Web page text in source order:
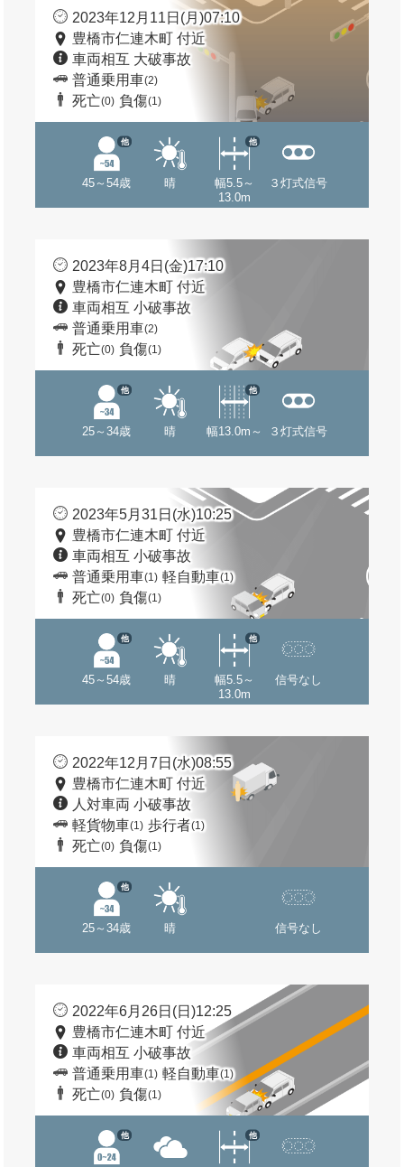
2023年12月11日(月)07:10
豊橋市仁連木町 付近
車両相互 大破事故
普通乗用車(2)
死亡(0) 負傷(1)
45～54歳
他
晴
幅5.5～
13.0m
他
３灯式信号
2023年8月4日(金)17:10
豊橋市仁連木町 付近
車両相互 小破事故
普通乗用車(2)
死亡(0) 負傷(1)
25～34歳
他
晴 幅13.0m～
他
３灯式信号
2023年5月31日(水)10:25
豊橋市仁連木町 付近
車両相互 小破事故
普通乗用車(1) 軽自動車(1)
死亡(0) 負傷(1)
45～54歳
他
晴
幅5.5～
13.0m
他
信号なし
2022年12月7日(水)08:55
豊橋市仁連木町 付近
人対車両 小破事故
軽貨物車(1) 歩行者(1)
死亡(0) 負傷(1)
25～34歳
他
晴 信号なし
2022年6月26日(日)12:25
豊橋市仁連木町 付近
車両相互 小破事故
普通乗用車(1) 軽自動車(1)
死亡(0) 負傷(1)
他 他